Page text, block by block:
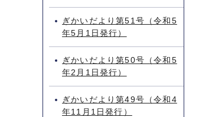
ぎかいだより第51号（令和5
年5月1日発行）
ぎかいだより第50号（令和5
年2月1日発行）
ぎかいだより第49号（令和4
年11月1日発行）